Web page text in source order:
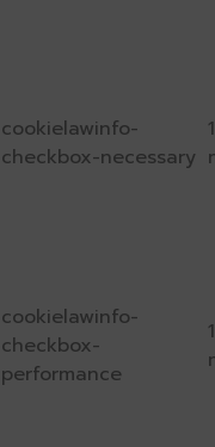
cookielawinfo-
checkbox-necessary
cookielawinfo-
checkbox-
performance